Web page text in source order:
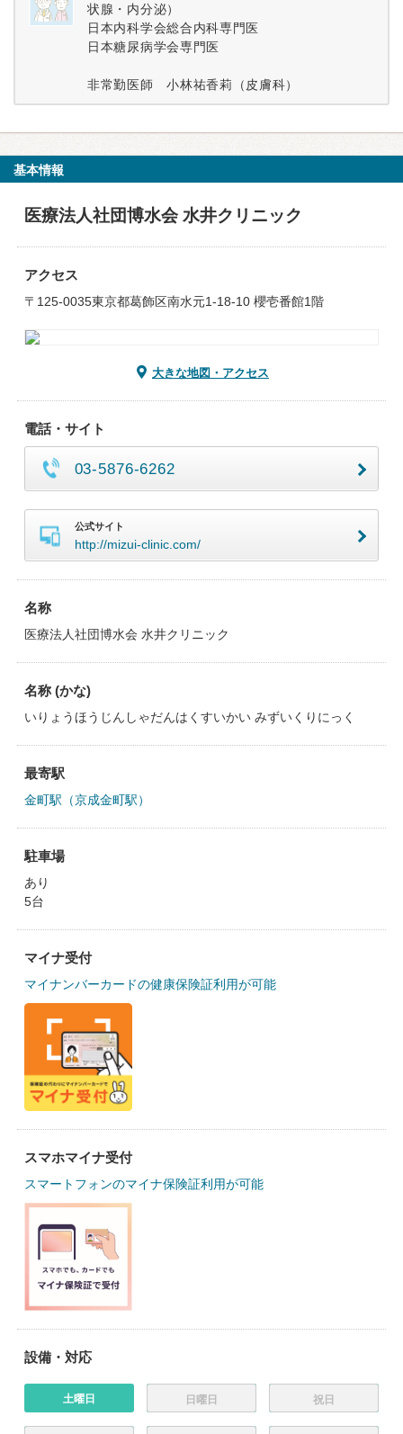
状腺・内分泌）
日本内科学会総合内科専門医
日本糖尿病学会専門医
非常勤医師 小林祐香莉（皮膚科）
基本情報
医療法人社団博水会 水井クリニック
アクセス
〒125-0035東京都葛飾区南水元1-18-10 櫻壱番館1階
大きな地図・アクセス
電話・サイト
03-5876-6262
公式サイト
http://mizui-clinic.com/
名称
医療法人社団博水会 水井クリニック
名称 (かな)
いりょうほうじんしゃだんはくすいかい みずいくりにっく
最寄駅
金町駅（京成金町駅）
駐車場
あり
5台
マイナ受付
マイナンバーカードの健康保険証利用が可能
スマホマイナ受付
スマートフォンのマイナ保険証利用が可能
設備・対応
土曜日 日曜日 祝日